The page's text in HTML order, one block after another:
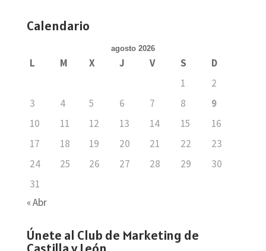
Calendario
agosto 2026
L M X J V S
D
1
2
3
4 5 6 7 8
9
10
11 12 13 14 15
16
17
18 19 20 21 22
23
24
25 26 27 28 29
30
31
« Abr
Únete al Club de Marketing de